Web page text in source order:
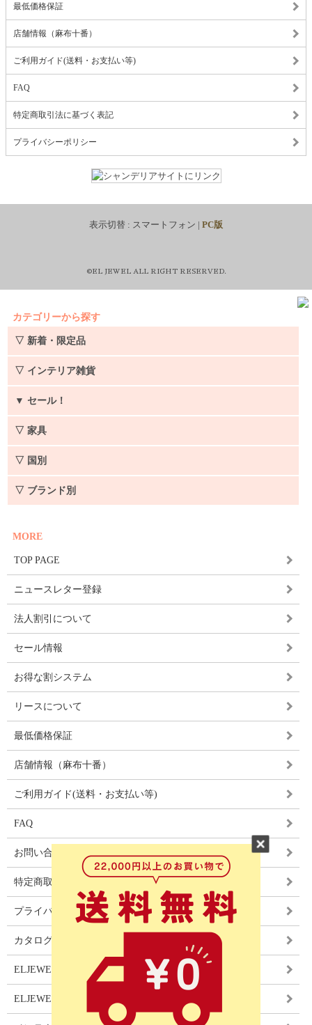
最低価格保証
店舗情報（麻布十番）
ご利用ガイド(送料・お支払い等)
FAQ
特定商取引法に基づく表記
プライバシーポリシー
表示切替 : スマートフォン | PC版
©EL JEWEL ALL RIGHT RESERVED.
カテゴリーから探す
▽ 新着・限定品
▽ インテリア雑貨
▼ セール！
▽ 家具
▽ 国別
▽ ブランド別
MORE
TOP PAGE
ニュースレター登録
法人割引について
セール情報
お得な割システム
リースについて
最低価格保証
店舗情報（麻布十番）
ご利用ガイド(送料・お支払い等)
FAQ
お問い合わせ
特定商取引法に基づく表記
プライバシーポリシー
カタログ
ELJEWEL LIGHITNG
ELJEWEL カーテン